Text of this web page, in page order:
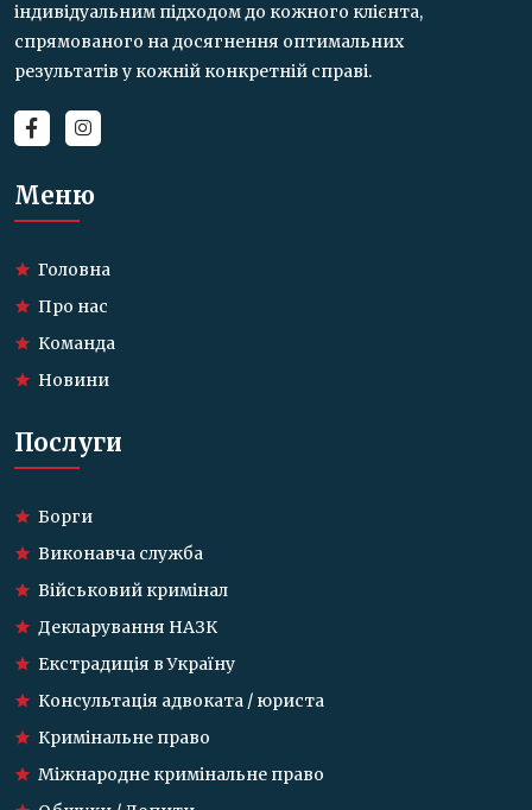
індивідуальним підходом до кожного клієнта,
спрямованого на досягнення оптимальних
результатів у кожній конкретній справі.
Меню
Головна
Про нас
Команда
Новини
Послуги
Борги
Виконавча служба
Військовий кримінал
Декларування НАЗК
Екстрадиція в Україну
Консультація адвоката / юриста
Кримінальне право
Міжнародне кримінальне право